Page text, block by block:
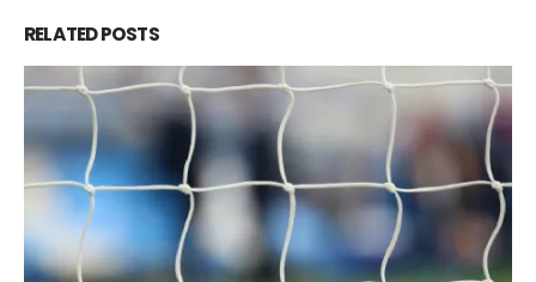
RELATEDPOSTS